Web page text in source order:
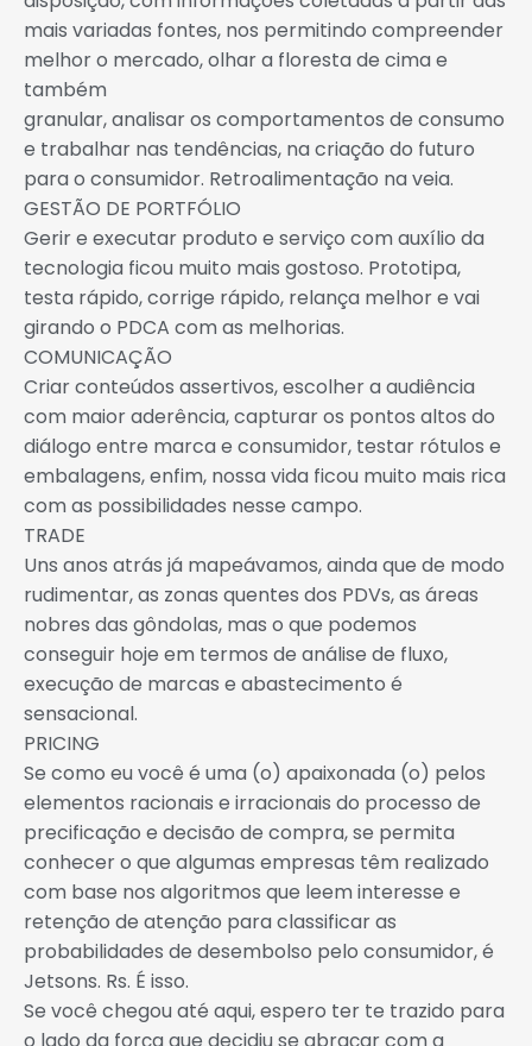
mais variadas fontes, nos permitindo compreender
melhor o mercado, olhar a floresta de cima e
também
granular, analisar os comportamentos de consumo
e trabalhar nas tendências, na criação do futuro
para o consumidor. Retroalimentação na veia.
GESTÃO DE PORTFÓLIO
Gerir e executar produto e serviço com auxílio da
tecnologia ficou muito mais gostoso. Prototipa,
testa rápido, corrige rápido, relança melhor e vai
girando o PDCA com as melhorias.
COMUNICAÇÃO
Criar conteúdos assertivos, escolher a audiência
com maior aderência, capturar os pontos altos do
diálogo entre marca e consumidor, testar rótulos e
embalagens, enfim, nossa vida ficou muito mais rica
com as possibilidades nesse campo.
TRADE
Uns anos atrás já mapeávamos, ainda que de modo
rudimentar, as zonas quentes dos PDVs, as áreas
nobres das gôndolas, mas o que podemos
conseguir hoje em termos de análise de fluxo,
execução de marcas e abastecimento é
sensacional.
PRICING
Se como eu você é uma (o) apaixonada (o) pelos
elementos racionais e irracionais do processo de
precificação e decisão de compra, se permita
conhecer o que algumas empresas têm realizado
com base nos algoritmos que leem interesse e
retenção de atenção para classificar as
probabilidades de desembolso pelo consumidor, é
Jetsons. Rs. É isso.
Se você chegou até aqui, espero ter te trazido para